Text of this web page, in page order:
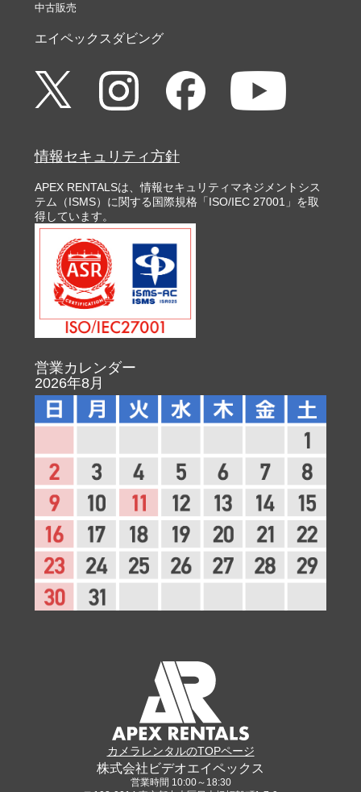
中古販売
エイペックスダビング
情報セキュリティ方針
APEX RENTALSは、情報セキュリティマネジメントシス
テム（ISMS）に関する国際規格「ISO/IEC 27001」を取
得しています。
カメラレンタルのTOPページ
株式会社ビデオエイペックス
営業時間 10:00～18:30
営業カレンダー
2026年8月